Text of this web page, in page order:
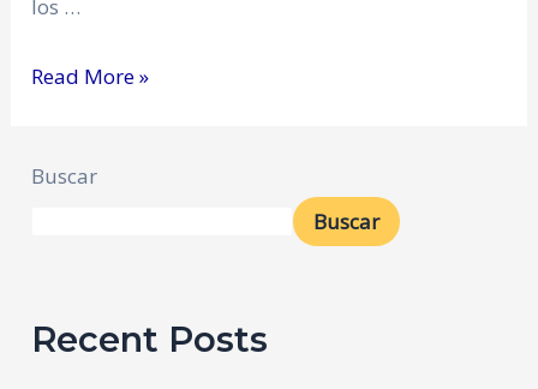
los …
Read More »
Buscar
Buscar
Recent Posts